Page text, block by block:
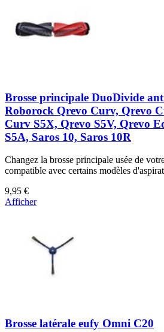
Brosse principale DuoDivide
Roborock Qrevo Curv, Qrevo
Curv S5X, Qrevo S5V, Qrevo
S5A, Saros 10, Saros 10R
Changez la brosse principale usée de
compatible avec certains modèles
9,95 €
Afficher
Brosse latérale eufy Omni C20